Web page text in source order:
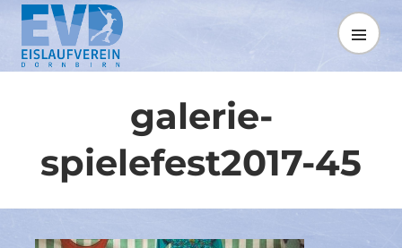
Springe
zum
Inhalt
MENÜ
galerie-
spielefest2017-45